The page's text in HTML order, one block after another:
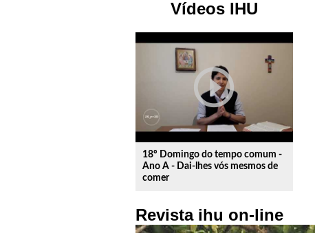
Vídeos IHU
play_circle_outline
18º Domingo do tempo comum -
Ano A - Dai-lhes vós mesmos de
comer
Revista ihu on-line